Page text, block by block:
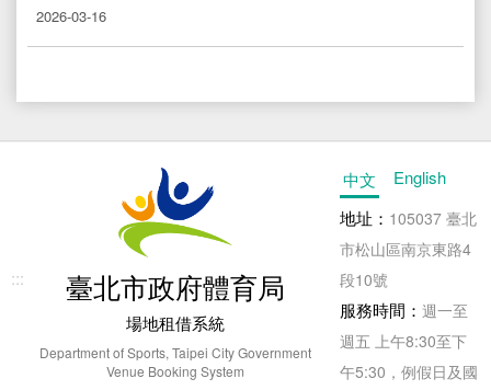
2026-03-16
::: 臺北市政府體育局
場地租借系統
Department of Sports, Taipei City Government
Venue Booking System
中文
English
地址： 105037 臺北
市松山區南京東路4
段10號
服務時間： 週一至
週五 上午8:30至下
午5:30，例假日及國